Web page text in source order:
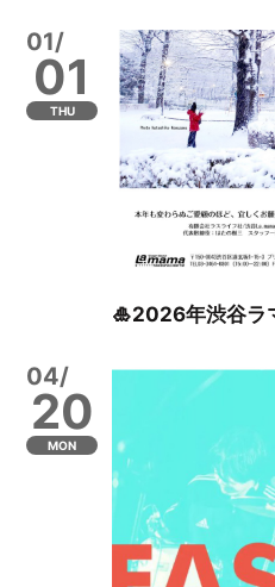
01/
01
THU
🎍2026年渋谷ラ
04/
20
MON